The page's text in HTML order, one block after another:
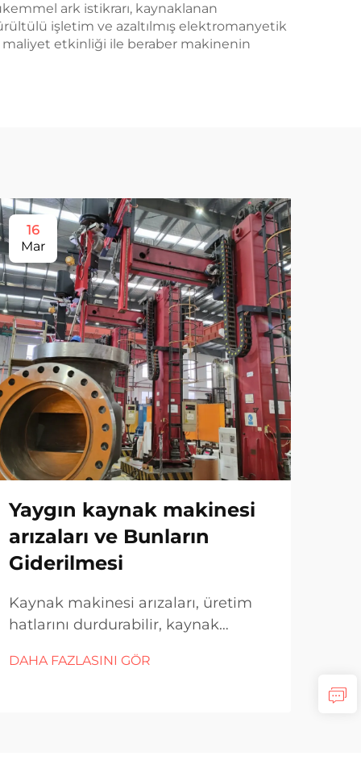
ark istikrarı, kaynaklanan
işletim ve azaltılmış elektromanyetik
maliyet etkinliği ile beraber makinenin
16
Mar
Yaygın kaynak makinesi
arızaları ve Bunların
Giderilmesi
Kaynak makinesi arızaları, üretim
hatlarını durdurabilir, kaynak
endüstriyel işlemlerde maliyetli
DAHA FAZLASINI GÖR